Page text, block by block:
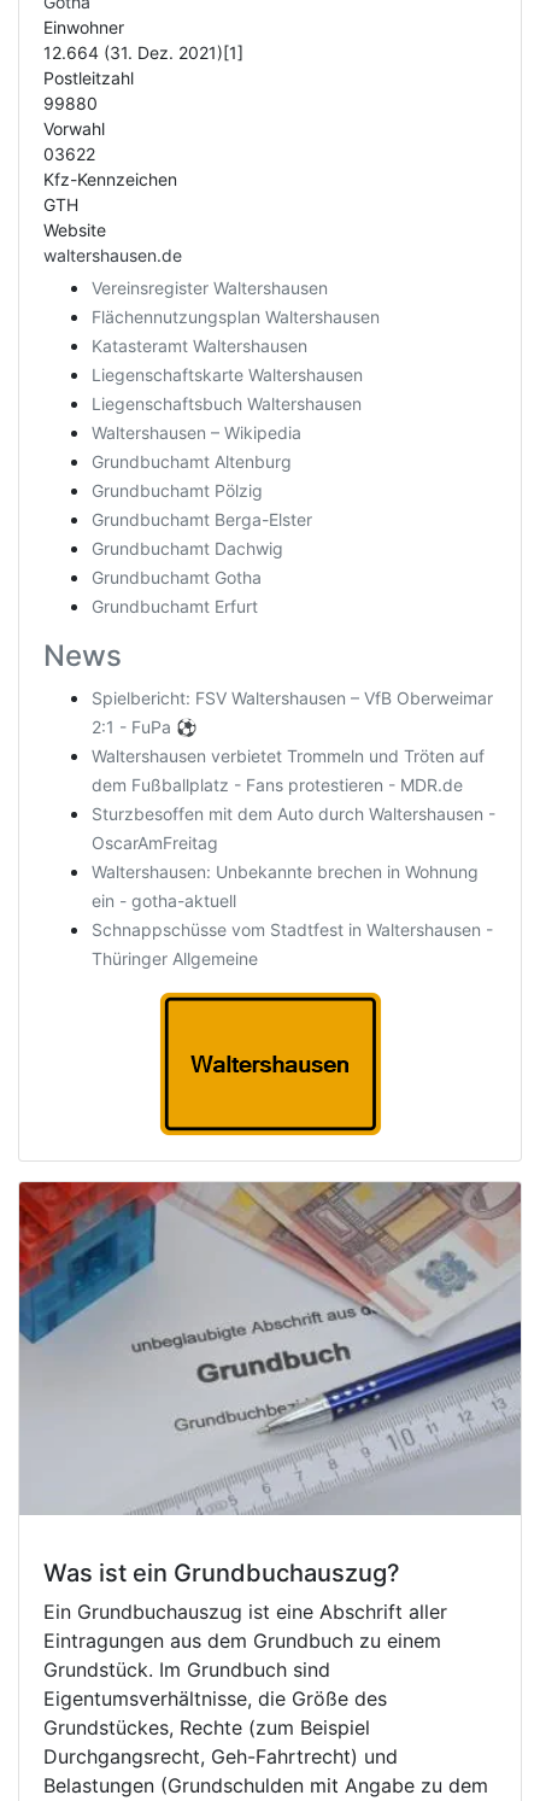
Einwohner
12.664 (31. Dez. 2021)[1]
Postleitzahl
99880
Vorwahl
03622
Kfz-Kennzeichen
GTH
Website
waltershausen.de
Vereinsregister Waltershausen
Flächennutzungsplan Waltershausen
Katasteramt Waltershausen
Liegenschaftskarte Waltershausen
Liegenschaftsbuch Waltershausen
Waltershausen – Wikipedia
Grundbuchamt Altenburg
Grundbuchamt Pölzig
Grundbuchamt Berga-Elster
Grundbuchamt Dachwig
Grundbuchamt Gotha
Grundbuchamt Erfurt
News
Spielbericht: FSV Waltershausen – VfB Oberweimar
2:1 - FuPa ⚽️
Waltershausen verbietet Trommeln und Tröten auf
dem Fußballplatz - Fans protestieren - MDR.de
Sturzbesoffen mit dem Auto durch Waltershausen -
OscarAmFreitag
Waltershausen: Unbekannte brechen in Wohnung
ein - gotha-aktuell
Schnappschüsse vom Stadtfest in Waltershausen -
Thüringer Allgemeine
Was ist ein Grundbuchauszug?
Ein Grundbuchauszug ist eine Abschrift aller
Eintragungen aus dem Grundbuch zu einem
Grundstück. Im Grundbuch sind
Eigentumsverhältnisse, die Größe des
Grundstückes, Rechte (zum Beispiel
Durchgangsrecht, Geh-Fahrtrecht) und
Belastungen (Grundschulden mit Angabe zu dem